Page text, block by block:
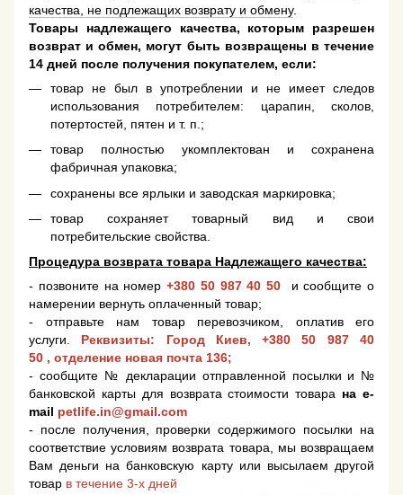
качества, не подлежащих возврату и обмену.
Товары надлежащего качества, которым разрешен
возврат и обмен, могут быть возвращены в течение
14 дней после получения покупателем, если:
товар не был в употреблении и не имеет следов
использования потребителем: царапин, сколов,
потертостей, пятен и т. п.;
товар полностью укомплектован и сохранена
фабричная упаковка;
сохранены все ярлыки и заводская маркировка;
товар сохраняет товарный вид и свои
потребительские свойства.
Процедура возврата товара Надлежащего качества:
- позвоните на номер +380 50 987 40 50
и сообщите о
намерении вернуть оплаченный товар;
- отправьте нам товар перевозчиком, оплатив его
услуги. Реквизиты: Город Киев,+380 50 987 40
50 , отделение новая почта 136;
- сообщите № декларации отправленной посылки и №
банковской карты для возврата стоимости товара на e-
mail petlife.in@gmail.com
- после получения, проверки содержимого посылки на
соответствие условиям возврата товара, мы возвращаем
Вам деньги на банковскую карту или высылаем другой
товар в течение 3-х дней